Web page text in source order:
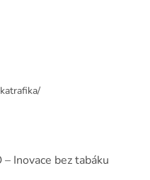
Inovace bez tabáku